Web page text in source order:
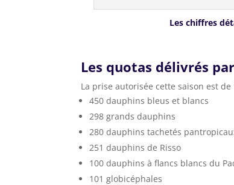
Les chiffres
Les quotas délivrés
La prise autorisée cette saison est
450 dauphins bleus et blancs
298 grands dauphins
280 dauphins tachetés
251 dauphins de Risso
100 dauphins à flancs blancs du
101 globicéphales